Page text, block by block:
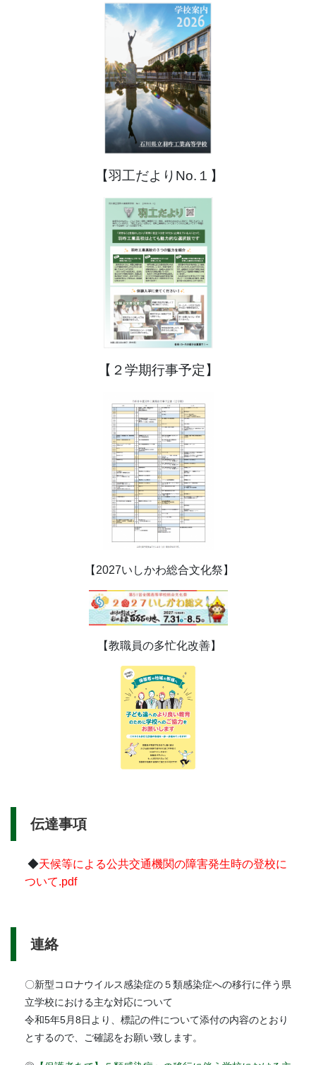
【羽工だよりNo.１】
【２学期行事予定】
【2027いしかわ総合文化祭】
【教職員の多忙化改善】
伝達事項
◆天候等による公共交通機関の障害発生時の登校に
ついて.pdf
連絡
〇新型コロナウイルス感染症の５類感染症への移行に伴う県
立学校における主な対応について
令和5年5月8日より、標記の件について添付の内容のとおり
とするので、ご確認をお願い致します。